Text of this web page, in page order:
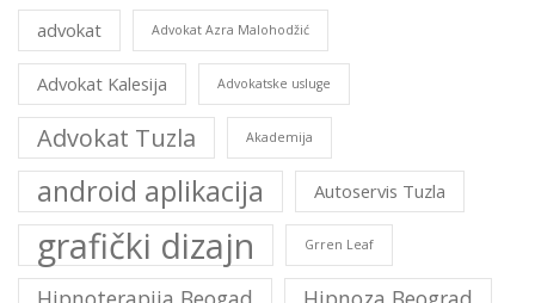
advokat Advokat Azra Malohodžić
Advokat Kalesija Advokatske usluge
Advokat Tuzla Akademija
android aplikacija Autoservis Tuzla
grafički dizajn Grren Leaf